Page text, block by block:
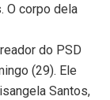
O corpo dela
do PSD
(29). Ele
Santos,